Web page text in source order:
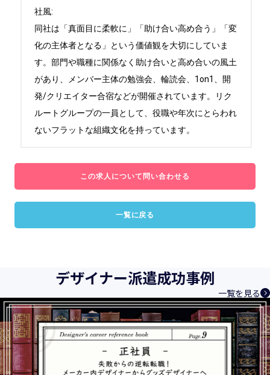
社風:
同社は「真面目に柔軟に」「助け合い高め合う」「変
化の主体者となる」という価値観を大切にしていま
す。部門や職種に関係なく助け合いと高め合いの風土
があり、メンバー主体の勉強会、輪読会、1on1、開
発/クリエイター合宿などが開催されています。リク
ルートグループの一員として、役職や年次にとらわれ
ないフラットな組織文化を持っています。
この求人について問い合わせる
一覧に戻る
デザイナー派遣成功事例
一覧を見る